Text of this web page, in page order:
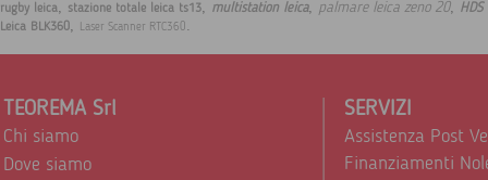
rugby leica, stazione totale leica ts13, multistation leica, palmare leica zeno 20, HDS
Leica BLK360, Laser Scanner RTC360.
TEOREMA Srl
Chi siamo
Dove siamo
SERVIZI
Assistenza Post
Finanziamenti